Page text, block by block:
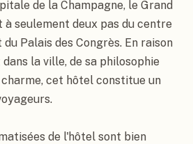
de la Champagne, le Grand
à seulement deux pas du centre
Palais des Congrès. En raison
la ville, de sa philosophie
cet hôtel constitue un
de l'hôtel sont bien